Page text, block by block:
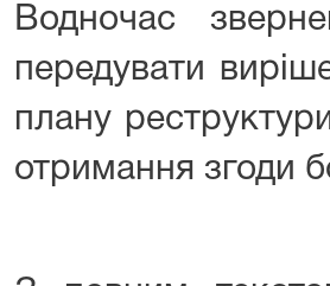
Водночас
передувати
плану
отримання згоди